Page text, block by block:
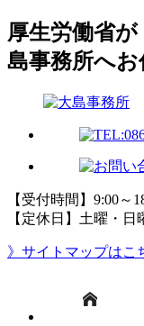
厚生労働省
島事務所へお
【受付時間】9:00～
【定休日】土曜・日
》サイトマップはこ